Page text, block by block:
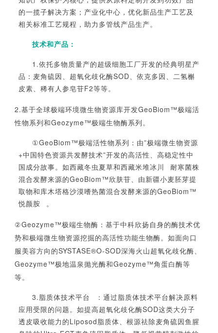
的一揽子解决方案；产业化中心，优化新品生产工艺及
相关标准工艺规程，助力多管线产品生产。
技术和产品：
1.依托多物质量产的超级细胞工厂开发的经典明星产
品： 麦角硫因、超氧化歧化酶SOD、依克多因、二氢槲
皮素、稀有人参皂苷F2等等。
2.基于全球极端环境微生物资源库开发GeoBiom™极端活
性物系列和Geozyme™极端生物酶系列。
①GeoBiom™极端活性物系列： 由”极端微生物资源
+中国特色资源共发酵技术”开发的高活性、高稳定性中
国成分故事。如西藏冬虫夏草和西藏米堆冰川
耐寒菌株
混合发酵来源的GeoBiom™欣肤苷、由新疆小麦胚芽提
取物和库木塔格沙漠嗜热菌混合发酵来源的GeoBiom™
悦颜胺
。
②Geozyme™极端生物酶： 基于中科欣扬自身的酶技术优
势和极端微生物资源挖掘的高活性功能生物酶。如面向口
服美容方向的SYSTASE®O-SOD深海火山超氧化歧化酶、
Geozyme™极地温泉抛光酶和Geozyme™角蛋白酶等
等。
3.脂质体技术平台 ： 通过脂质体技术平台解决原料
应用受限的问题。如提高超氧化歧化酶SOD这类大分子
透皮吸收能力的Liposod脂质体、根源祛除麦角硫因鱼腥